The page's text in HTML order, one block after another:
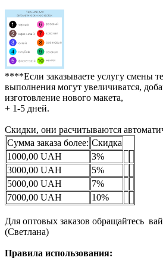
****Если заказываете услугу смены
выполнения могут увеличиватся,
изготовление нового макета,
+ 1-5 дней.
Скидки, они расчитываются
Сумма заказа более: Скидка
1000,00 UAH
3%
3000,00 UAH
5%
5000,00 UAH
7%
7000,00 UAH
10%
Для оптовых заказов обращайтесь
(Светлана)
Правила использования: